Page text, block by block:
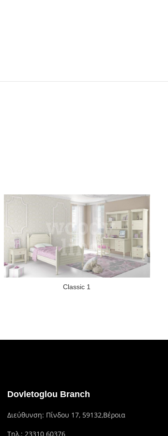
Classic 1
Dovletoglou Branch
Διεύθυνση: Πίνδου 17, 59132,Βέροια
Τηλ.: 23310 60376